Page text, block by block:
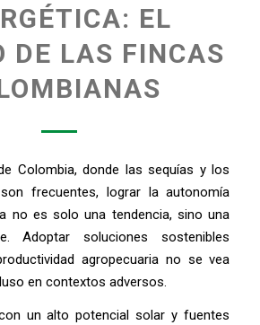
EL
DE LAS FINCAS
Colombia, donde las sequías y los
frecuentes, lograr la autonomía
no es solo una tendencia, sino una
Adoptar soluciones sostenibles
agropecuaria no se vea
en contextos adversos.
un alto potencial solar y fuentes